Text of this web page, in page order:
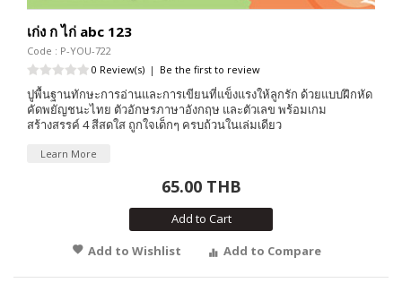
เก่ง ก ไก่ abc 123
Code : P-YOU-722
0 Review(s) | Be the first to review
ปูพื้นฐานทักษะการอ่านและการเขียนที่แข็งแรงให้ลูกรัก ด้วยแบบฝึกหัด
คัดพยัญชนะไทย ตัวอักษรภาษาอังกฤษ และตัวเลข พร้อมเกม
สร้างสรรค์ 4 สีสดใส ถูกใจเด็กๆ ครบถ้วนในเล่มเดียว
Learn More
65.00 THB
Add to Cart
Add to Wishlist
Add to Compare